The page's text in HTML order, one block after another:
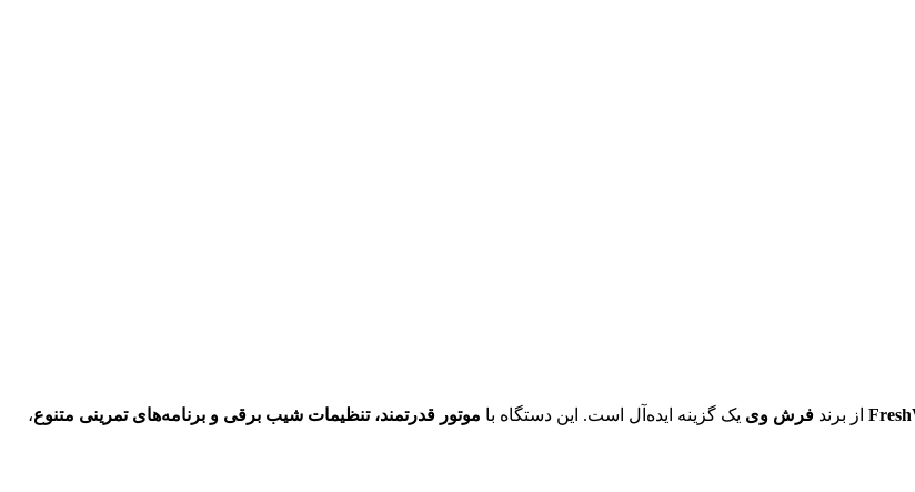
از برند فرش وی یک گزینه ایده‌آل است. این دستگاه با موتور قدرتمند، تنظیمات شیب برقی و برنامه‌های تمرینی متنوع،